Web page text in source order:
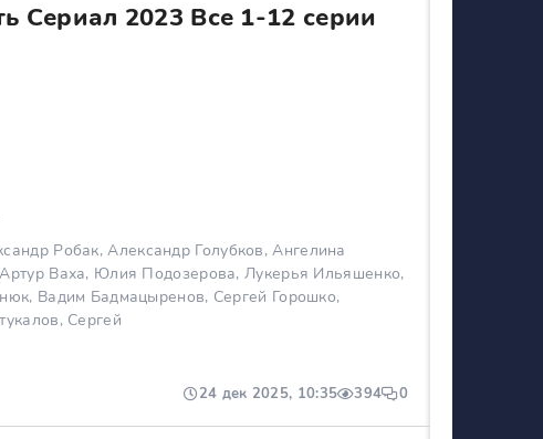
Сериал 2023 Все 1-12 серии
Робак, Александр Голубков, Ангелина
Ваха, Юлия Подозерова, Лукерья Ильяшенко,
Вадим Бадмацыренов, Сергей Горошко,
Сергей
24 дек 2025, 10:35 394 0